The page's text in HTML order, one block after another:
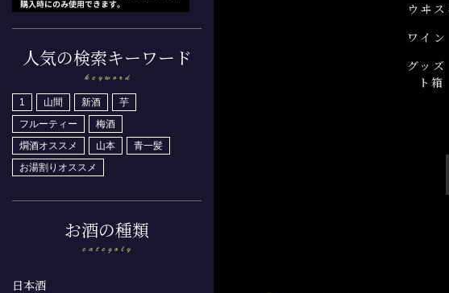
人気の検索キーワード
1 山間 新酒
芋
フルーティー
梅酒
燗酒オススメ
山本
青一髪
お湯割りオススメ
お酒の種類
日本酒
ウヰ
ワイン
グッ
ト箱